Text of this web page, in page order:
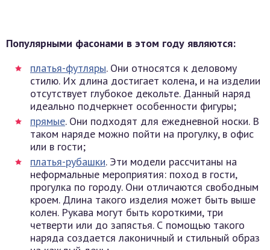
Популярными фасонами в этом году являются:
платья-футляры. Они относятся к деловому
стилю. Их длина достигает колена, и на изделии
отсутствует глубокое декольте. Данный наряд
идеально подчеркнет особенности фигуры;
прямые. Они подходят для ежедневной носки. В
таком наряде можно пойти на прогулку, в офис
или в гости;
платья-рубашки. Эти модели рассчитаны на
неформальные мероприятия: поход в гости,
прогулка по городу. Они отличаются свободным
кроем. Длина такого изделия может быть выше
колен. Рукава могут быть короткими, три
четверти или до запястья. С помощью такого
наряда создается лаконичный и стильный образ